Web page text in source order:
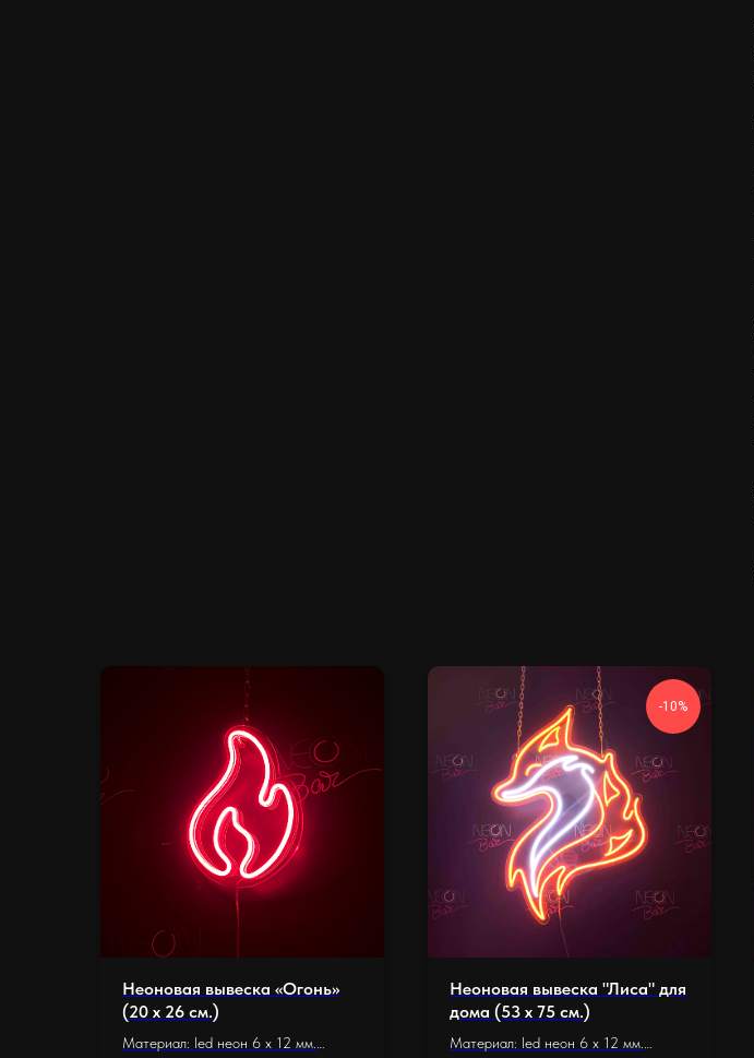
Неоновая вывеска «Огонь»
(20 х 26 см.)
Материал: led неон 6 x 12 мм.
-10%
Неоновая вывеска "Лиса" для
дома (53 х 75 см.)
Материал: led неон 6 x 12 мм.